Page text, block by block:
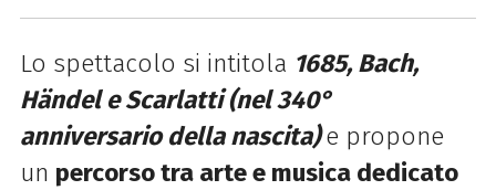
Lo spettacolo si intitola 1685, Bach,
Händel e Scarlatti (nel 340°
anniversario della nascita)e propone
un percorso tra arte e musica dedicato